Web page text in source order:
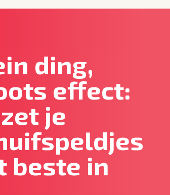
ding,
effect:
je
beste in